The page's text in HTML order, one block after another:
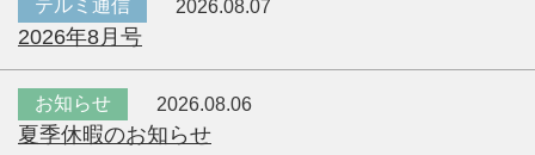
テルミ通信 2026.08.07
2026年8月号
お知らせ 2026.08.06
夏季休暇のお知らせ